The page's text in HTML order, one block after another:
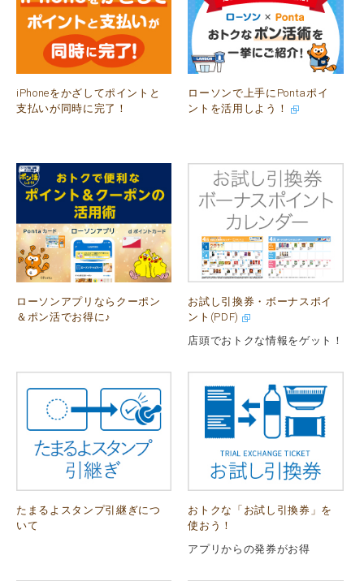
iPhoneをかざしてポイントと
支払いが同時に完了！
ローソンで上手にPontaポイ
ントを活用しよう！
ローソンアプリならクーポン
＆ポン活でお得に♪
お試し引換券・ボーナスポイ
ント(PDF)
店頭でおトクな情報をゲット！
たまるよスタンプ引継ぎにつ
いて
おトクな「お試し引換券」を
使おう！
アプリからの発券がお得